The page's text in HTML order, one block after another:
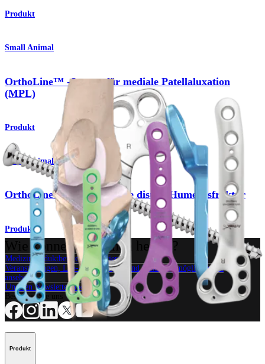
Produkt
Small Animal
OrthoLine™ -System für mediale Patellaluxation
(MPL)
Produkt
Small Animal
OrthoLine™-System für die distale Humerusfraktur
Produkt
Wie können wir Ihnen helfen?
Medizinproduktberater kontaktieren
Veranstaltungen, Lab-Vorführungen und Schulungsmöglichkeiten
ansehen
Unseren Newsletter abonnieren
Besuchen Sie uns
Produkt